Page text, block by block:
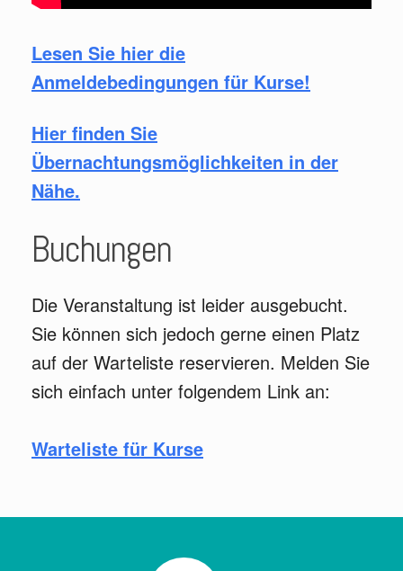
Lesen Sie hier die
Anmeldebedingungen für Kurse!
Hier finden Sie
Übernachtungsmöglichkeiten in der
Nähe.
Buchungen
Die Veranstaltung ist leider ausgebucht.
Sie können sich jedoch gerne einen Platz
auf der Warteliste reservieren. Melden Sie
sich einfach unter folgendem Link an:
Warteliste für Kurse